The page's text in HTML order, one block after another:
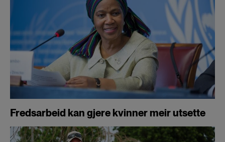
Fredsarbeid kan gjere kvinner meir utsette